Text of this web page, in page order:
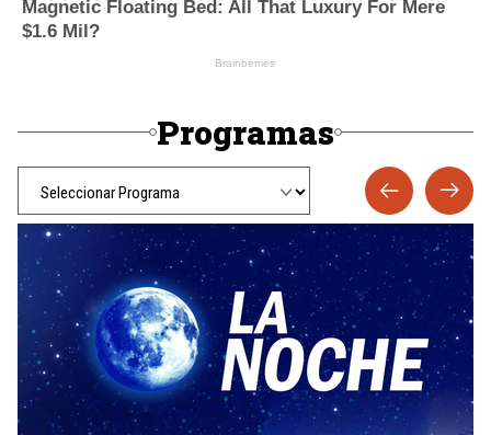
Programas